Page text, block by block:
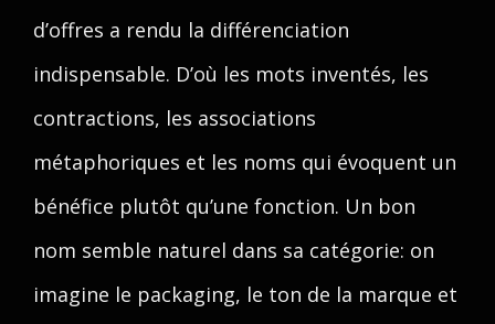
d’offres a rendu la différenciation
indispensable. D’où les mots inventés, les
contractions, les associations
métaphoriques et les noms qui évoquent un
bénéfice plutôt qu’une fonction. Un bon
nom semble naturel dans sa catégorie: on
imagine le packaging, le ton de la marque et